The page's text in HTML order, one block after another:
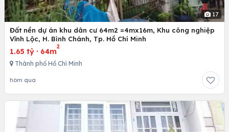
17
Đất nền dự án khu dân cư 64m2 =4mx16m, Khu công nghiệp
Vĩnh Lộc, H. Bình Chánh, Tp. Hồ Chí Minh
1.65 tỷ · 64m
2
Thành phố Hồ Chí Minh
hôm qua